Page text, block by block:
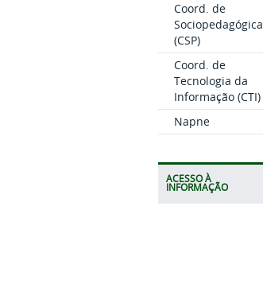
Coord. de
Sociopedagógica
(CSP)
Coord. de
Tecnologia da
Informação (CTI)
Napne
ACESSO À
INFORMAÇÃO